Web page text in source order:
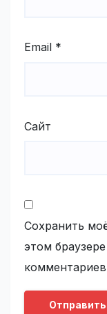
Email *
Сайт
Сохранить
этом